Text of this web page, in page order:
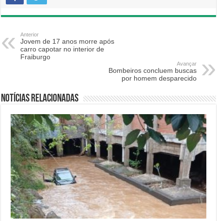
Anterior
Jovem de 17 anos morre após
carro capotar no interior de
Fraiburgo
Avançar
Bombeiros concluem buscas
por homem desparecido
Notícias relacionadas